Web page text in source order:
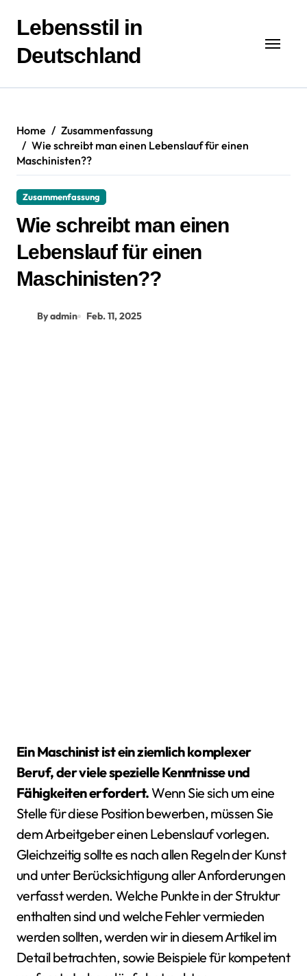
Inhalt
springen
Lebensstil in
Deutschland
Home
Zusammenfassung
Wie schreibt man einen Lebenslauf für einen
Maschinisten??
Zusammenfassung
Wie schreibt man einen
Lebenslauf für einen
Maschinisten??
By admin Feb. 11, 2025
Ein Maschinist ist ein ziemlich komplexer
Beruf, der viele spezielle Kenntnisse und
Fähigkeiten erfordert.Wenn Sie sich um eine
Stelle für diese Position bewerben, müssen Sie
dem Arbeitgeber einen Lebenslauf vorlegen.
Gleichzeitig sollte es nach allen Regeln der Kunst
und unter Berücksichtigung aller Anforderungen
verfasst werden. Welche Punkte in der Struktur
enthalten sind und welche Fehler vermieden
werden sollten, werden wir in diesem Artikel im
Detail betrachten, sowie Beispiele für kompetent